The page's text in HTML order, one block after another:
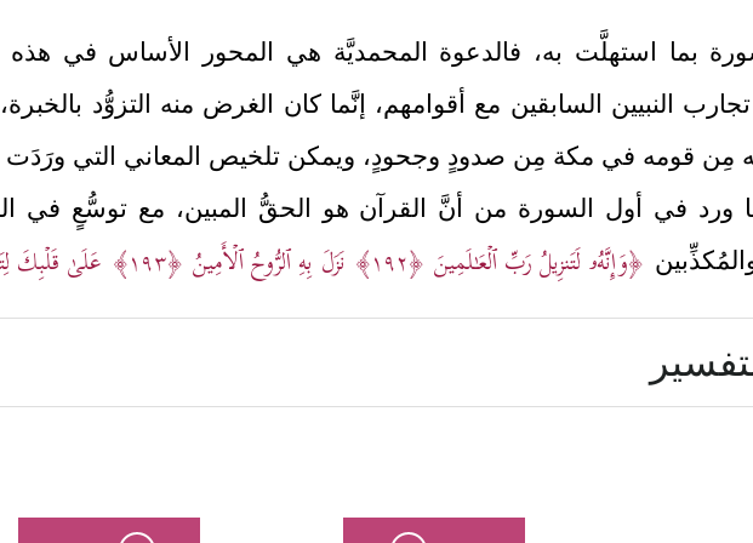
بما استهلَّت به، فالدعوة المحمديَّة هي المحور الأساس في هذه
النبيين السابقين مع أقوامهم، إنَّما كان الغرض منه التزوُّد
مِن قومه في مكة مِن صدودٍ وجحودٍ، ويمكن تلخيص المعاني التي ورَدَت
ما ورد في أول السورة من أنَّ القرآن هو الحقُّ المبين، مع توسُّعٍ في
﴿وَإِنَّهُۥ لَتَنزِیلُ رَبِّ ٱلۡعَـٰلَمِینَ ﴿١٩٢﴾ نَزَلَ بِهِ ٱلرُّوحُ ٱلۡأَمِینُ ﴿١٩٣﴾ عَلَىٰ قَلۡبِكَ
معنى أنَّ الكتب السابقة تشهد لهذا القرآن وتُؤيِّده ولا تُعارِضه